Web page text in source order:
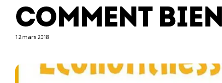
COMMENT
12 mars 2018